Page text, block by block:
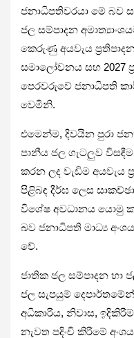
ජනාධිපතිවරයා මේ බව
ජල සම්පාදන
කෙරුණු අයවැය
සමාලෝචනය සහ 2027
පෙරවරුවේ ජනාධිපති
වෙමිනි.
එමෙන්ම, දිවයින පුරා
පානීය ජල ගැටලුව
කරන ලද වැඩිම අයවැය
පිළිබඳ දීර්ඝ ලෙස
විශේෂ අවධානය යොමු
බව ජනාධිපති මාධ්‍ය
වේ.
ජාතික ජල සම්පාදන හා
ජල සැපයුම්
අධිකාරිය, නිවාස,
නැවත පදිංචි කිරිමේ